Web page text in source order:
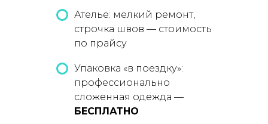
Ателье: мелкий ремонт,
строчка швов — стоимость
по прайсу
Упаковка «в поездку»:
профессионально
сложенная одежда —
БЕСПЛАТНО